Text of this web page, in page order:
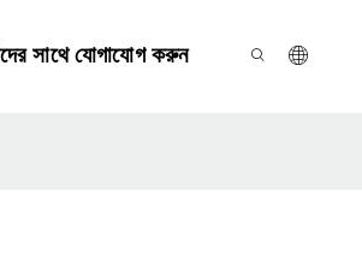
সাথে যোগাযোগ করুন